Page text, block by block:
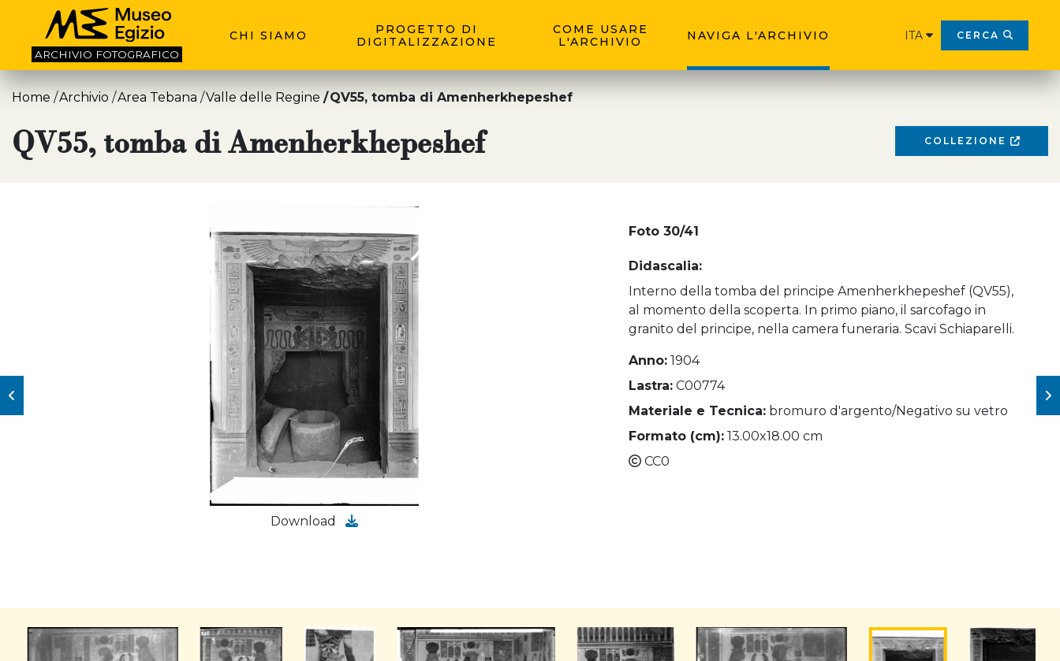
ARCHIVIO FOTOGRAFICO
CHI SIAMO
PROGETTO DI
DIGITALIZZAZIONE
COME USARE
L'ARCHIVIO
NAVIGA L'ARCHIVIO ITA CERCA
Home Archivio Area Tebana Valle delle Regine QV55, tomba di Amenherkhepeshef
COLLEZIONE
QV55, tomba di Amenherkhepeshef
Download
Foto 30/41
Didascalia:
Interno della tomba del principe Amenherkhepeshef (QV55),
al momento della scoperta. In primo piano, il sarcofago in
granito del principe, nella camera funeraria. Scavi Schiaparelli.
Anno: 1904
Lastra: C00774
Materiale e Tecnica: bromuro d'argento/Negativo su vetro
Formato (cm): 13.00x18.00 cm
CC0